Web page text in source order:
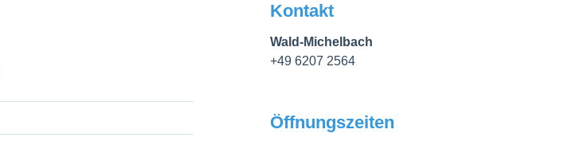
Kontakt
Wald-Michelbach
+49 6207 2564
Öffnungszeiten